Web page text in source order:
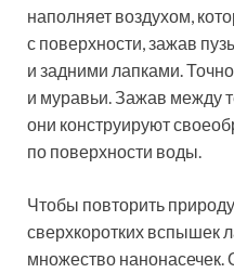
наполняет воздухом,
с поверхности, зажав
и задними лапками.
и муравьи. Зажав между
они конструируют
по поверхности воды.
Чтобы повторить
сверхкоротких вспышек
множество нанонасечек.